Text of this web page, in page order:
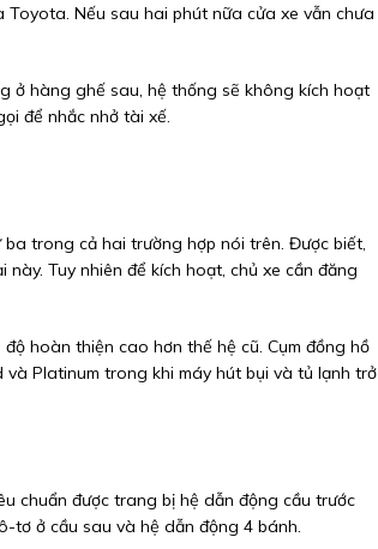
Nếu sau hai phút nữa cửa xe vẫn chưa
ở hàng ghế sau, hệ thống sẽ không kích hoạt
để nhắc nhở tài xế.
trong cả hai trường hợp nói trên. Được biết,
Tuy nhiên để kích hoạt, chủ xe cần đăng
hoàn thiện cao hơn thế hệ cũ. Cụm đồng hồ
Platinum trong khi máy hút bụi và tủ lạnh trở
chuẩn được trang bị hệ dẫn động cầu trước
tơ ở cầu sau và hệ dẫn động 4 bánh.